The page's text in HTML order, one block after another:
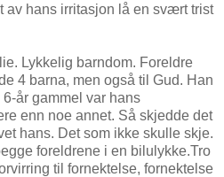
av hans irritasjon lå en svært trist
Lykkelig barndom. Foreldre
4 barna, men også til Gud. Han
år gammel var hans
enn noe annet. Så skjedde det
hans. Det som ikke skulle skje.
foreldrene i en bilulykke.Tro
til fornektelse, fornektelse